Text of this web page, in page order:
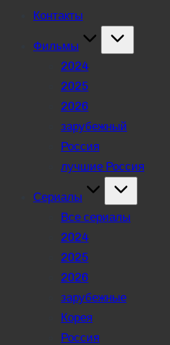
Контакты
Фильмы
2024
2025
2026
зарубежный
Россия
лучшие Россия
Сериалы
Все сериалы
2024
2025
2026
зарубежные
Корея
Россия